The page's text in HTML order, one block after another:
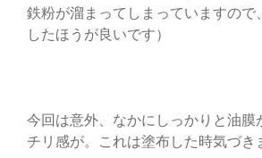
鉄粉が溜まってしまっていますので
したほうが良いです）
今回は意外、なかにしっかりと油膜
チリ感が。これは塗布した時気づき